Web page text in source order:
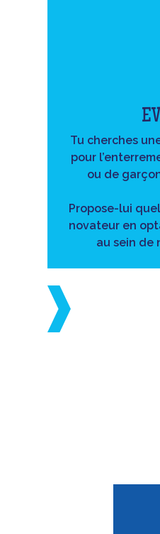
Tu cherches
pour
ou de
Propose-lui
novateur en
au sein de